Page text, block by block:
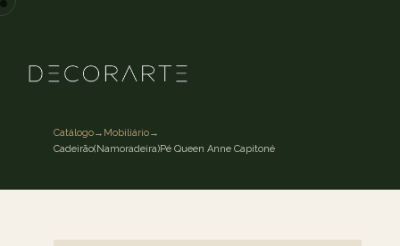
Catálogo→ Mobiliário→
Cadeirão(Namoradeira)Pé Queen Anne Capitoné